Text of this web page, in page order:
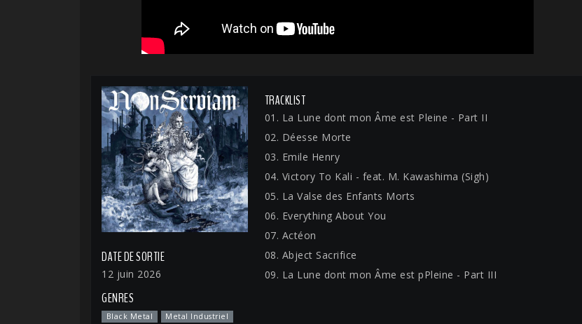
DATE DE SORTIE
12 juin 2026
GENRES
Black Metal
Metal Industriel
TRACKLIST
01. La Lune dont mon Âme est Pleine - Part II
02. Déesse Morte
03. Emile Henry
04. Victory To Kali - feat. M. Kawashima (Sigh)
05. La Valse des Enfants Morts
06. Everything About You
07. Actéon
08. Abject Sacrifice
09. La Lune dont mon Âme est pPleine - Part III